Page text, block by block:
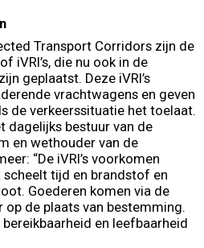
Transport Corridors zijn de
iVRI’s, die nu ook in de
geplaatst. Deze iVRI’s
vrachtwagens en geven
de verkeerssituatie het toelaat.
dagelijks bestuur van de
en wethouder van de
“De iVRI’s voorkomen
tijd en brandstof en
Goederen komen via de
de plaats van bestemming.
en leefbaarheid